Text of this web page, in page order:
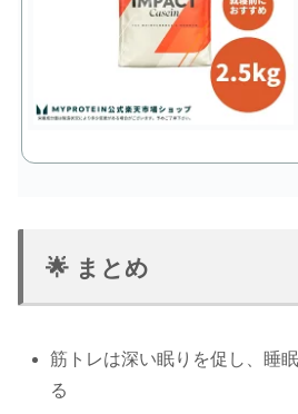
🌟 まとめ
筋トレは深い眠りを促し、睡
る